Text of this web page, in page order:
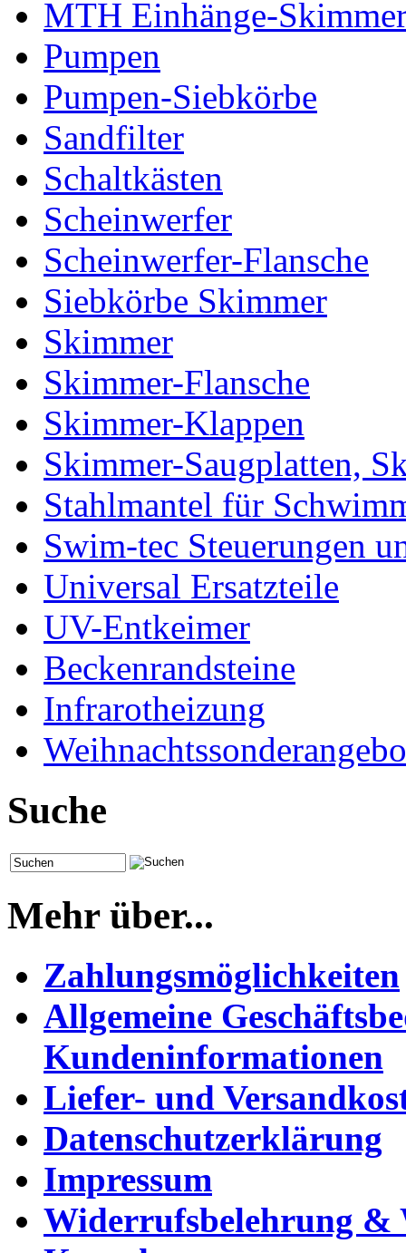
MTH Einhänge-
Pumpen
Pumpen-Siebkörbe
Sandfilter
Schaltkästen
Scheinwerfer
Scheinwerfer-Flansche
Siebkörbe Skimmer
Skimmer
Skimmer-Flansche
Skimmer-Klappen
Skimmer-Saugplatten,
Stahlmantel für
Swim-tec Steuerungen
Universal Ersatzteile
UV-Entkeimer
Beckenrandsteine
Infrarotheizung
Suche
Mehr über...
Zahlungsmöglichkeiten
Allgemeine
Kundeninformationen
Liefer- und
Datenschutzerklärung
Impressum
Widerrufsbelehrung